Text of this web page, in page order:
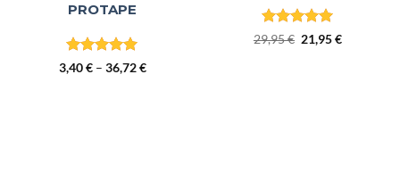
PROTAPE
Ocenjeno5
3,40€ – 36,72€Cenovni
Ocenjeno5
29,95€ Izvirna
21,95€Trenutna